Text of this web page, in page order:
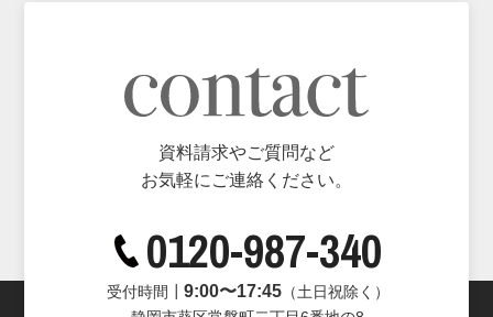
資料請求やご質問など
お気軽にご連絡ください。
0120-987-340
受付時間┃ 9:00〜17:45（土日祝除く）